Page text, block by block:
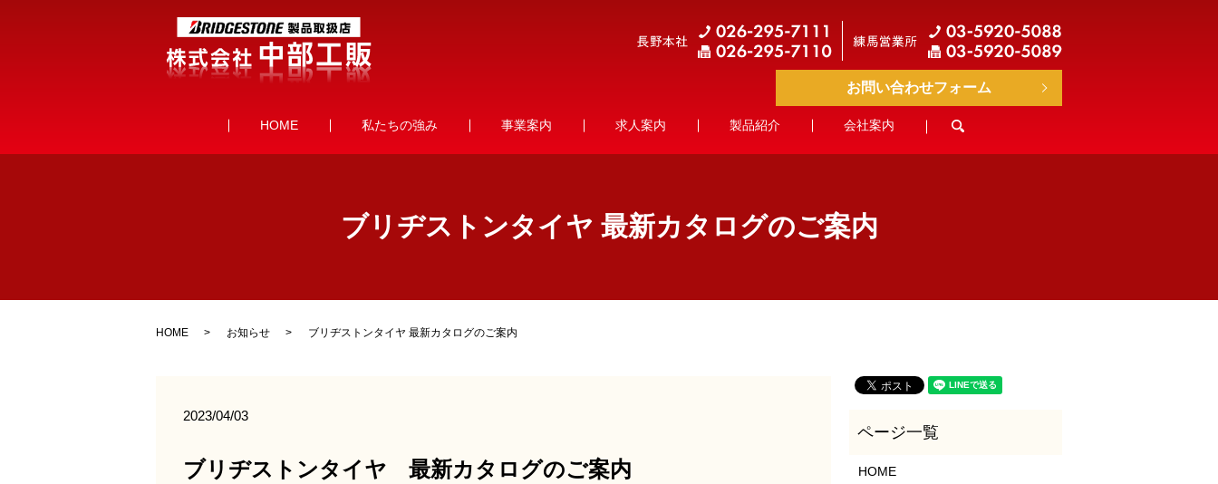
HOME 私たちの強み 事業案内 求人案内 製品紹介 会社案内 search
お問い合わせフォーム
ブリヂストンタイヤ 最新カタログのご案内
HOME お知らせ ブリヂストンタイヤ 最新カタログのご案内
2023/04/03
ブリヂストンタイヤ 最新カタログのご案内 HOME